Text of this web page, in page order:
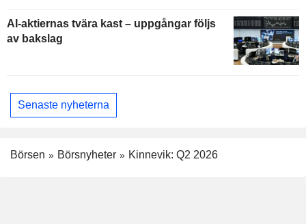
AI-aktiernas tvära kast – uppgångar följs
av bakslag
Senaste nyheterna
Börsen Börsnyheter Kinnevik: Q2 2026